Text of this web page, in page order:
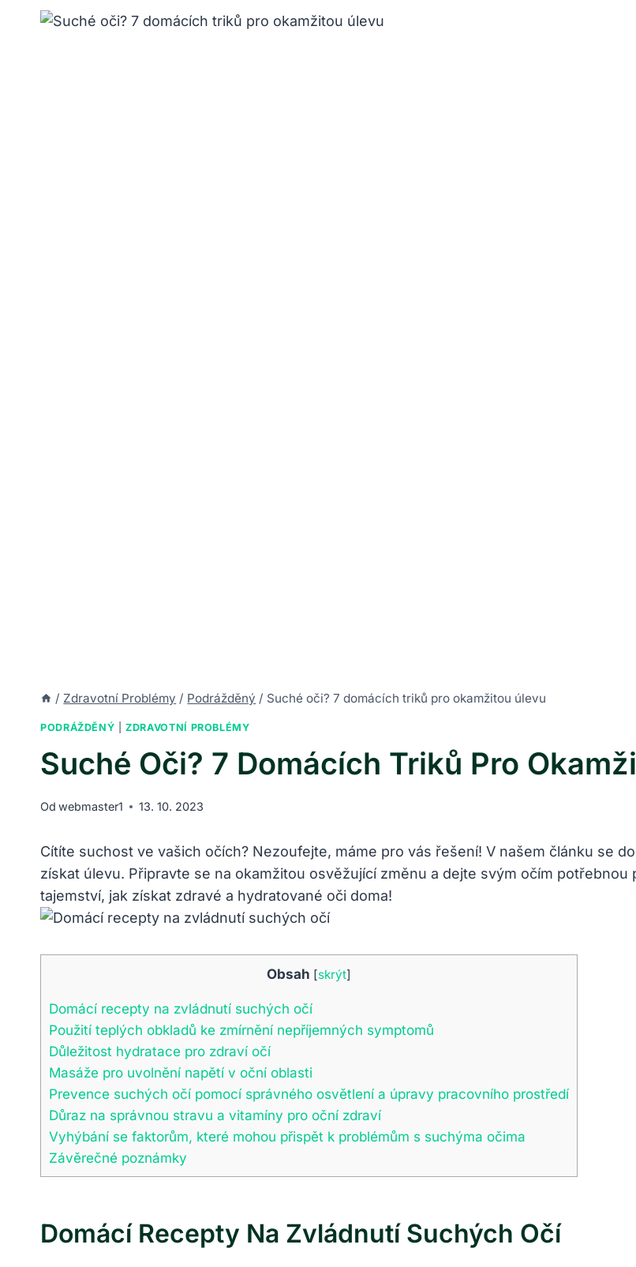
/ Zdravotní Problémy / Podrážděný / Suché oči? 7 domácích triků pro okamžitou úlevu
PODRÁŽDĚNÝ |ZDRAVOTNÍ PROBLÉMY
Suché Oči? 7 Domácích Triků Pro
Od webmaster1 13. 10. 2023
Cítíte suchost ve vašich očích? Nezoufejte, máme pro vás řešení! V našem článku se
získat úlevu. Připravte se na okamžitou osvěžující změnu a dejte svým očím
tajemství, jak získat zdravé a hydratované oči doma!
Obsah [skrýt]
Domácí recepty na zvládnutí suchých očí
Použití teplých obkladů ke zmírnění nepříjemných symptomů
Důležitost hydratace pro zdraví očí
Masáže pro uvolnění napětí v oční oblasti
Prevence suchých očí pomocí správného osvětlení a úpravy pracovního prostředí
Důraz na správnou stravu a vitamíny pro oční zdraví
Vyhýbání se faktorům, které mohou přispět k problémům s suchýma očima
Závěrečné poznámky
Domácí Recepty Na Zvládnutí Suchých Očí